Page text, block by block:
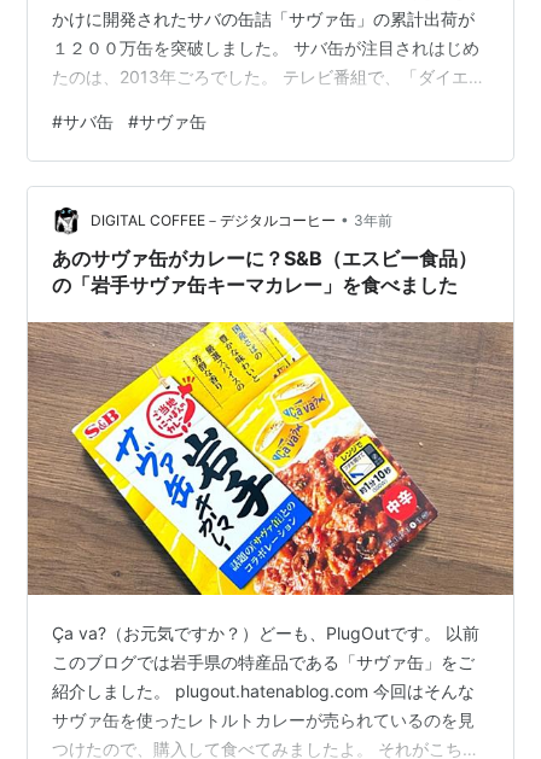
かけに開発されたサバの缶詰「サヴァ缶」の累計出荷が
１２００万缶を突破しました。 サバ缶が注目されはじめ
たのは、2013年ごろでした。 テレビ番組で、「ダイエッ
に含まれる成分・EPAが、「痩せるホルモン」とも呼ばれ
る「GLP-1」を出す細胞を刺激すると話題になり、サバ缶
は爆発的に売れたのでした。 このころは、スーパーで連
日、売り切れになるほどの状況が続きました。 また、サ
バの缶詰「サヴァ缶」は、スタイリッシュなパッケージ
デザインだけではなく…
#サバ缶 #サヴァ缶
DIGITAL COFFEE－デジタルコーヒー • 3年前
あのサヴァ缶がカレーに？S&B（エスビー食品）
の「岩手サヴァ缶キーマカレー」を食べました
Ça va?（お元気ですか？）どーも、PlugOutです。 以前
このブログでは岩手県の特産品である「サヴァ缶」をご
紹介しました。 plugout.hatenablog.com 今回はそんな
サヴァ缶を使ったレトルトカレーが売られているのを見
つけたので、購入して食べてみましたよ。 それがこち